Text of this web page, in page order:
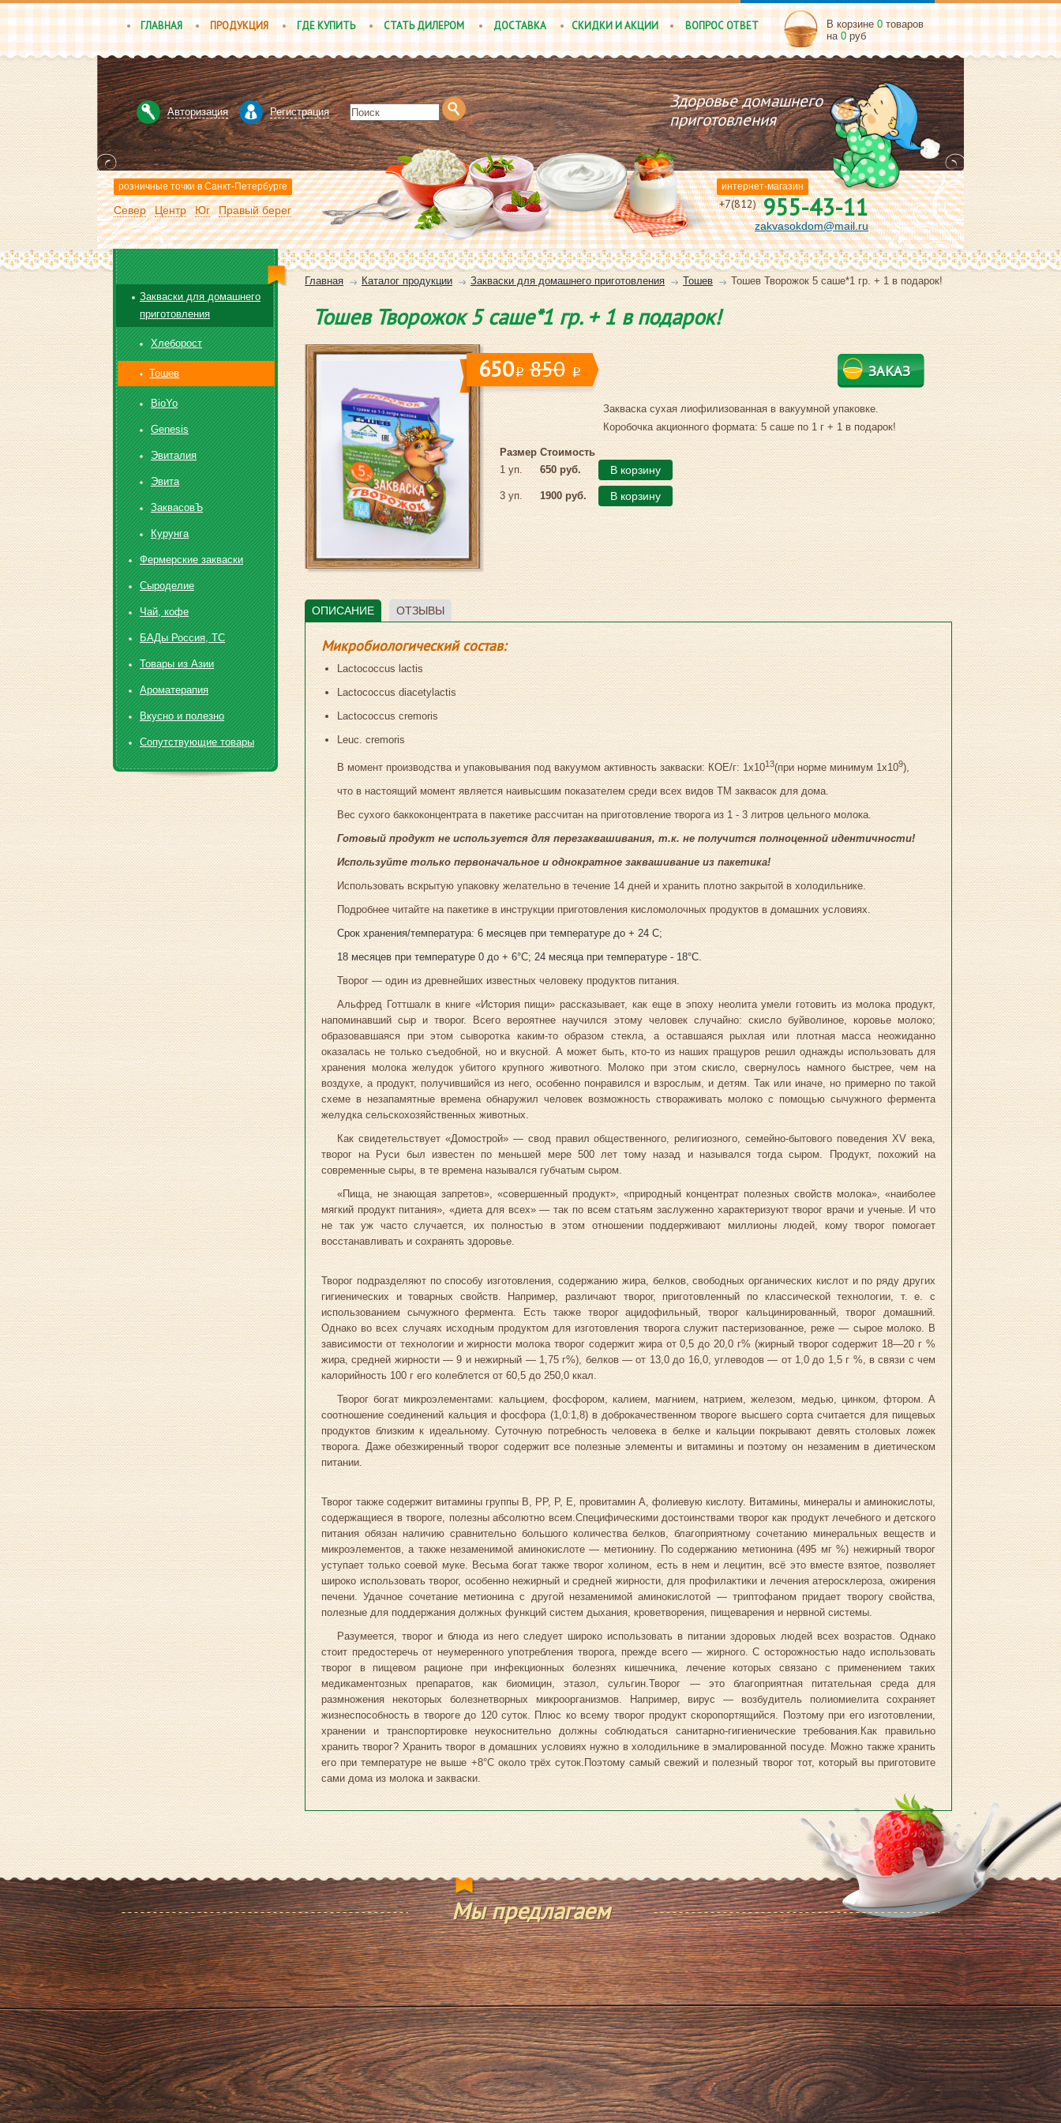
В корзине0товаров
на0руб
ГЛАВНАЯ ПРОДУКЦИЯ ГДЕ КУПИТЬ СТАТЬ ДИЛЕРОМ ДОСТАВКА СКИДКИ И АКЦИИ ВОПРОС ОТВЕТ
Авторизация Регистрация
Здоровье домашнего
приготовления
интернет-магазин
+7(812)955-43-11
zakvasokdom@mail.ru
розничные точки в Санкт-Петербурге
Север Центр Юг Правый берег
Главная Каталог продукции Закваски для домашнего приготовления Toшев Toшев Творожок 5 саше*1 гр. + 1 в подарок!
Toшев Творожок 5 саше*1 гр. + 1 в подарок!
650i 850 i ЗАКАЗ
Закваска сухая лиофилизованная в вакуумной упаковке.
Коробочка акционного формата: 5 саше по 1 г + 1 в подарок!
РазмерСтоимость
1 уп.
650 руб. В корзину
3 уп. 1900 руб. В корзину
ОПИСАНИЕ ОТЗЫВЫ
Микробиологический состав:
Lactococcus lactis
Lactococcus diacetylactis
Lactococcus cremoris
Leuc. cremoris
В момент производства и упаковывания под вакуумом активность закваски: КОЕ/г: 1х1013(при норме минимум 1х109),
что в настоящий момент является наивысшим показателем среди всех видов ТМ заквасок для дома.
Вес сухого баккоконцентрата в пакетике рассчитан на приготовление творога из 1 - 3 литров цельного молока.
Готовый продукт не используется для перезаквашивания, т.к. не получится полноценной идентичности!
Используйте только первоначальное и однократное заквашивание из пакетика!
Использовать вскрытую упаковку желательно в течение 14 дней и хранить плотно закрытой в холодильнике.
Подробнее читайте на пакетике в инструкции приготовления кисломолочных продуктов в домашних условиях.
Срок хранения/температура: 6 месяцев при температуре до + 24 С;
18 месяцев при температуре 0 до + 6°С; 24 месяца при температуре - 18°С.
Творог — один из древнейших известных человеку продуктов питания.
Альфред Готтшалк в книге «История пищи» рассказывает, как еще в эпоху неолита умели готовить из молока продукт,
напоминавший сыр и творог. Всего вероятнее научился этому человек случайно: скисло буйволиное, коровье молоко;
образовавшаяся при этом сыворотка каким-то образом стекла, а оставшаяся рыхлая или плотная масса неожиданно
оказалась не только съедобной, но и вкусной. А может быть, кто-то из наших пращуров решил однажды использовать для
хранения молока желудок убитого крупного животного. Молоко при этом скисло, свернулось намного быстрее, чем на
воздухе, а продукт, получившийся из него, особенно понравился и взрослым, и детям. Так или иначе, но примерно по такой
схеме в незапамятные времена обнаружил человек возможность створаживать молоко с помощью сычужного фермента
желудка сельскохозяйственных животных.
Как свидетельствует «Домострой» — свод правил общественного, религиозного, семейно-бытового поведения XV века,
творог на Руси был известен по меньшей мере 500 лет тому назад и назывался тогда сыром. Продукт, похожий на
современные сыры, в те времена назывался губчатым сыром.
«Пища, не знающая запретов», «совершенный продукт», «природный концентрат полезных свойств молока», «наиболее
мягкий продукт питания», «диета для всех» — так по всем статьям заслуженно характеризуют творог врачи и ученые. И что
не так уж часто случается, их полностью в этом отношении поддерживают миллионы людей, кому творог помогает
восстанавливать и сохранять здоровье.
Творог подразделяют по способу изготовления, содержанию жира, белков, свободных органических кислот и по ряду других
гигиенических и товарных свойств. Например, различают творог, приготовленный по классической технологии, т. е. с
использованием сычужного фермента. Есть также творог ацидофильный, творог кальцинированный, творог домашний.
Однако во всех случаях исходным продуктом для изготовления творога служит пастеризованное, реже — сырое молоко. В
зависимости от технологии и жирности молока творог содержит жира от 0,5 до 20,0 г% (жирный творог содержит 18—20 г %
жира, средней жирности — 9 и нежирный — 1,75 г%), белков — от 13,0 до 16,0, углеводов — от 1,0 до 1,5 г %, в связи с чем
калорийность 100 г его колеблется от 60,5 до 250,0 ккал.
Творог богат микроэлементами: кальцием, фосфором, калием, магнием, натрием, железом, медью, цинком, фтором. А
соотношение соединений кальция и фосфора (1,0:1,8) в доброкачественном твороге высшего сорта считается для пищевых
продуктов близким к идеальному. Суточную потребность человека в белке и кальции покрывают девять столовых ложек
творога. Даже обезжиренный творог содержит все полезные элементы и витамины и поэтому он незаменим в диетическом
питании.
Творог также содержит витамины группы В, РР, Р, Е, провитамин А, фолиевую кислоту. Витамины, минералы и аминокислоты,
содержащиеся в твороге, полезны абсолютно всем.Специфическими достоинствами творог как продукт лечебного и детского
питания обязан наличию сравнительно большого количества белков, благоприятному сочетанию минеральных веществ и
микроэлементов, а также незаменимой аминокислоте — метионину. По содержанию метионина (495 мг %) нежирный творог
уступает только соевой муке. Весьма богат также творог холином, есть в нем и лецитин, всё это вместе взятое, позволяет
широко использовать творог, особенно нежирный и средней жирности, для профилактики и лечения атеросклероза, ожирения
печени. Удачное сочетание метионина с другой незаменимой аминокислотой — триптофаном придает творогу свойства,
полезные для поддержания должных функций систем дыхания, кроветворения, пищеварения и нервной системы.
Разумеется, творог и блюда из него следует широко использовать в питании здоровых людей всех возрастов. Однако
стоит предостеречь от неумеренного употребления творога, прежде всего — жирного. С осторожностью надо использовать
творог в пищевом рационе при инфекционных болезнях кишечника, лечение которых связано с применением таких
медикаментозных препаратов, как биомицин, этазол, сульгин.Творог — это благоприятная питательная среда для
размножения некоторых болезнетворных микроорганизмов. Например, вирус — возбудитель полиомиелита сохраняет
жизнеспособность в твороге до 120 суток. Плюс ко всему творог продукт скоропортящийся. Поэтому при его изготовлении,
хранении и транспортировке неукоснительно должны соблюдаться санитарно-гигиенические требования.Как правильно
хранить творог? Хранить творог в домашних условиях нужно в холодильнике в эмалированной посуде. Можно также хранить
его при температуре не выше +8°C около трёх суток.Поэтому самый свежий и полезный творог тот, который вы приготовите
сами дома из молока и закваски.
Закваски для домашнего
приготовления
Хлеборост
Toшев
BioYo
Genesis
Эвиталия
Эвита
ЗаквасовЪ
Курунга
Фермерские закваски
Сыроделие
Чай, кофе
БАДы Россия, ТС
Товары из Азии
Ароматерапия
Вкусно и полезно
Сопутствующие товары
Мы предлагаем